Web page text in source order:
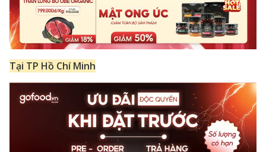
Tại TP Hồ Chí Minh